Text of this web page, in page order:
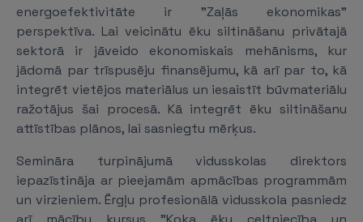
energoefektivitāte ir "Zaļās ekonomikas"
perspektīva. Lai veicinātu ēku siltināšanu privātajā
sektorā ir jāveido ekonomiskais mehānisms, kur
jādomā par trīspusēju finansējumu, kā arī par to, kā
integrēt vietējos materiālus un iesaistīt būvmateriālu
ražotājus šai procesā. Kā integrēt ēku siltināšanu
attīstības plānos, lai sasniegtu mērķus.
Semināra turpinājumā vidusskolas direktors
iepazīstināja ar pieejamām apmācības programmām
un virzieniem. Ērgļu profesionālā vidusskola pasniedz